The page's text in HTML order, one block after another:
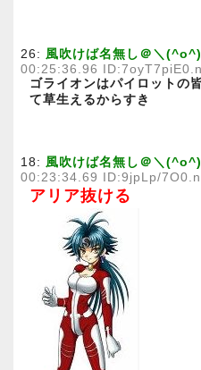
26: 風吹けば名無し＠＼
00:25:36.96
ゴライオンはパイロットの
て草生えるからすき
18: 風吹けば名無し＠＼
00:23:34.69 ID:9jpLp/
アリア抜ける